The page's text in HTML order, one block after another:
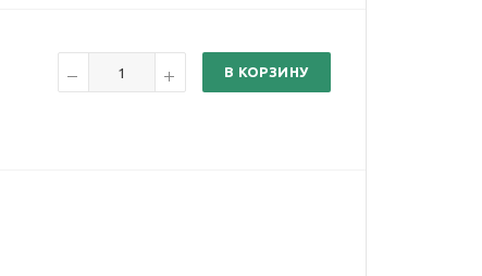
В КОРЗИНУ